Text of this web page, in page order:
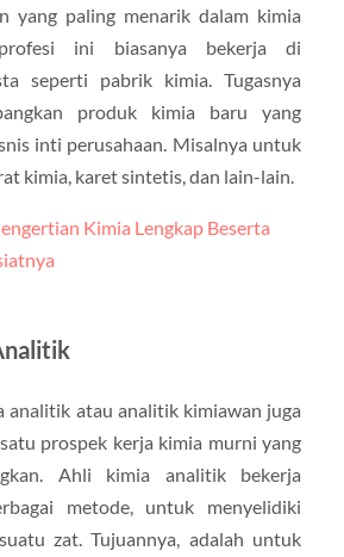
yang paling menarik dalam kimia
ini biasanya bekerja di
seperti pabrik kimia. Tugasnya
produk kimia baru yang
inti perusahaan. Misalnya untuk
kimia, karet sintetis, dan lain-lain.
Kimia Lengkap Beserta
analitik atau analitik kimiawan juga
prospek kerja kimia murni yang
Ahli kimia analitik bekerja
metode, untuk menyelidiki
zat. Tujuannya, adalah untuk